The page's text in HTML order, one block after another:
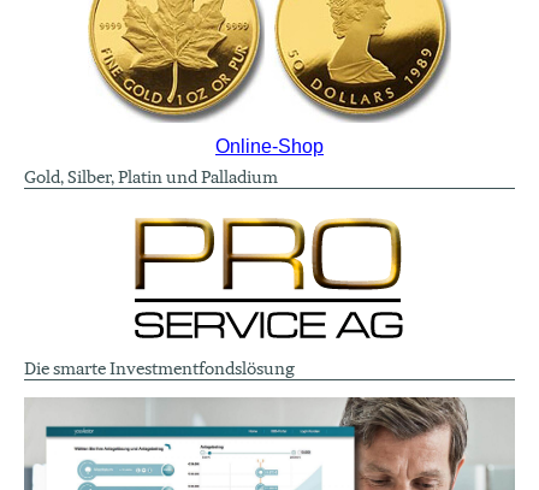
Online-Shop
Gold, Silber, Platin und Palladium
Die smarte Investmentfondslösung